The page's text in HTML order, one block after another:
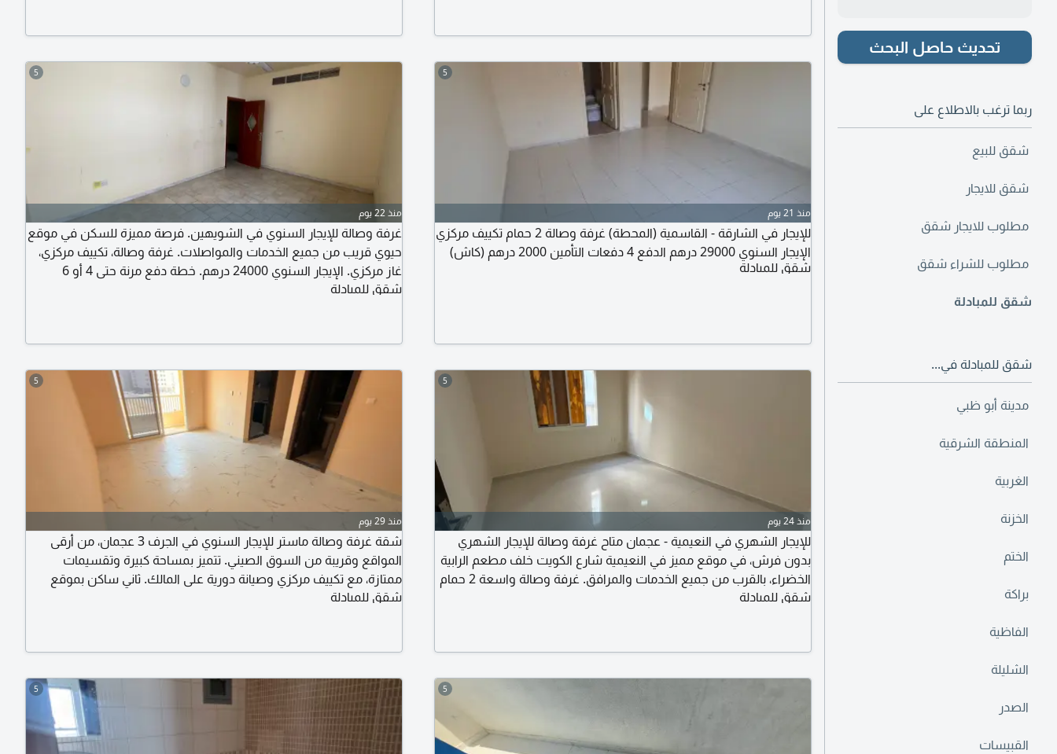
تحديث حاصل البحث
ربما ترغب بالاطلاع على
شقق للبيع
شقق للايجار
مطلوب للايجار شقق
مطلوب للشراء شقق
شقق للمبادلة
شقق للمبادلة في...
مدينة أبو ظبي
المنطقة الشرقية
الغربية
الخزنة
الختم
براكة
الفاظية
الشليلة
الصدر
القبيسات
تشطيبات سوبر لوكس.
5
منذ 21 يوم
للإيجار في الشارقة - القاسمية (المحطة) غرفة وصالة 2 حمام تكييف مركزي
الإيجار السنوي 29000 درهم الدفع 4 دفعات التأمين 2000 درهم (كاش)
شقق للمبادلة
5
منذ 22 يوم
غرفة وصالة للإيجار السنوي في الشويهين. فرصة مميزة للسكن في موقع
حيوي قريب من جميع الخدمات والمواصلات. غرفة وصالة، تكييف مركزي،
غاز مركزي. الإيجار السنوي 24000 درهم. خطة دفع مرنة حتى 4 أو 6
دفعات. للتواصل والاستفسار يرجى الاتصال.
شقق للمبادلة
5
منذ 24 يوم
للإيجار الشهري في النعيمية - عجمان متاح غرفة وصالة للإيجار الشهري
بدون فرش، في موقع مميز في النعيمية شارع الكويت خلف مطعم الرابية
الخضراء، بالقرب من جميع الخدمات والمرافق. غرفة وصالة واسعة 2 حمام
بالكونة بدون فرش بدون شيكات شامل الفواتير والانترنت الإيجار الشهري
شقق للمبادلة
5
منذ 29 يوم
شقة غرفة وصالة ماستر للإيجار السنوي في الجرف 3 عجمان، من أرقى
المواقع وقريبة من السوق الصيني. تتميز بمساحة كبيرة وتقسيمات
ممتازة، مع تكييف مركزي وصيانة دورية على المالك. ثاني ساكن بموقع
شقق للمبادلة
5
5